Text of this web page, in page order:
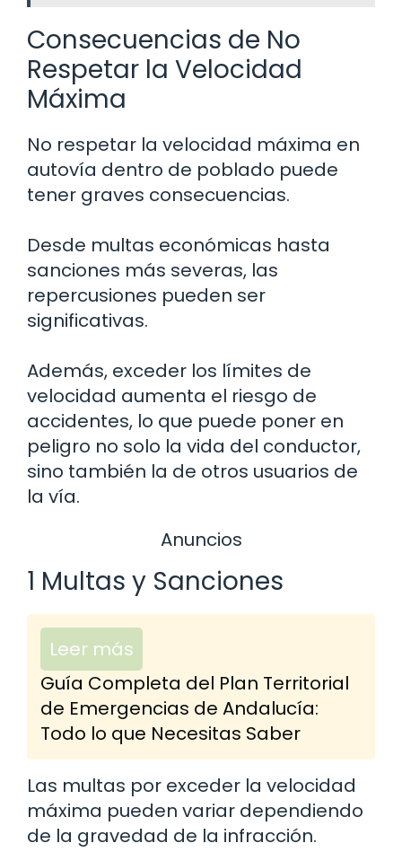
Consecuencias de No
Respetar la Velocidad
Máxima
No respetar la velocidad máxima en
autovía dentro de poblado puede
tener graves consecuencias.
Desde multas económicas hasta
sanciones más severas, las
repercusiones pueden ser
significativas.
Además, exceder los límites de
velocidad aumenta el riesgo de
accidentes, lo que puede poner en
peligro no solo la vida del conductor,
sino también la de otros usuarios de
la vía.
Anuncios
1 Multas y Sanciones
Leer más
Guía Completa del Plan Territorial
de Emergencias de Andalucía:
Todo lo que Necesitas Saber
Las multas por exceder la velocidad
máxima pueden variar dependiendo
de la gravedad de la infracción.